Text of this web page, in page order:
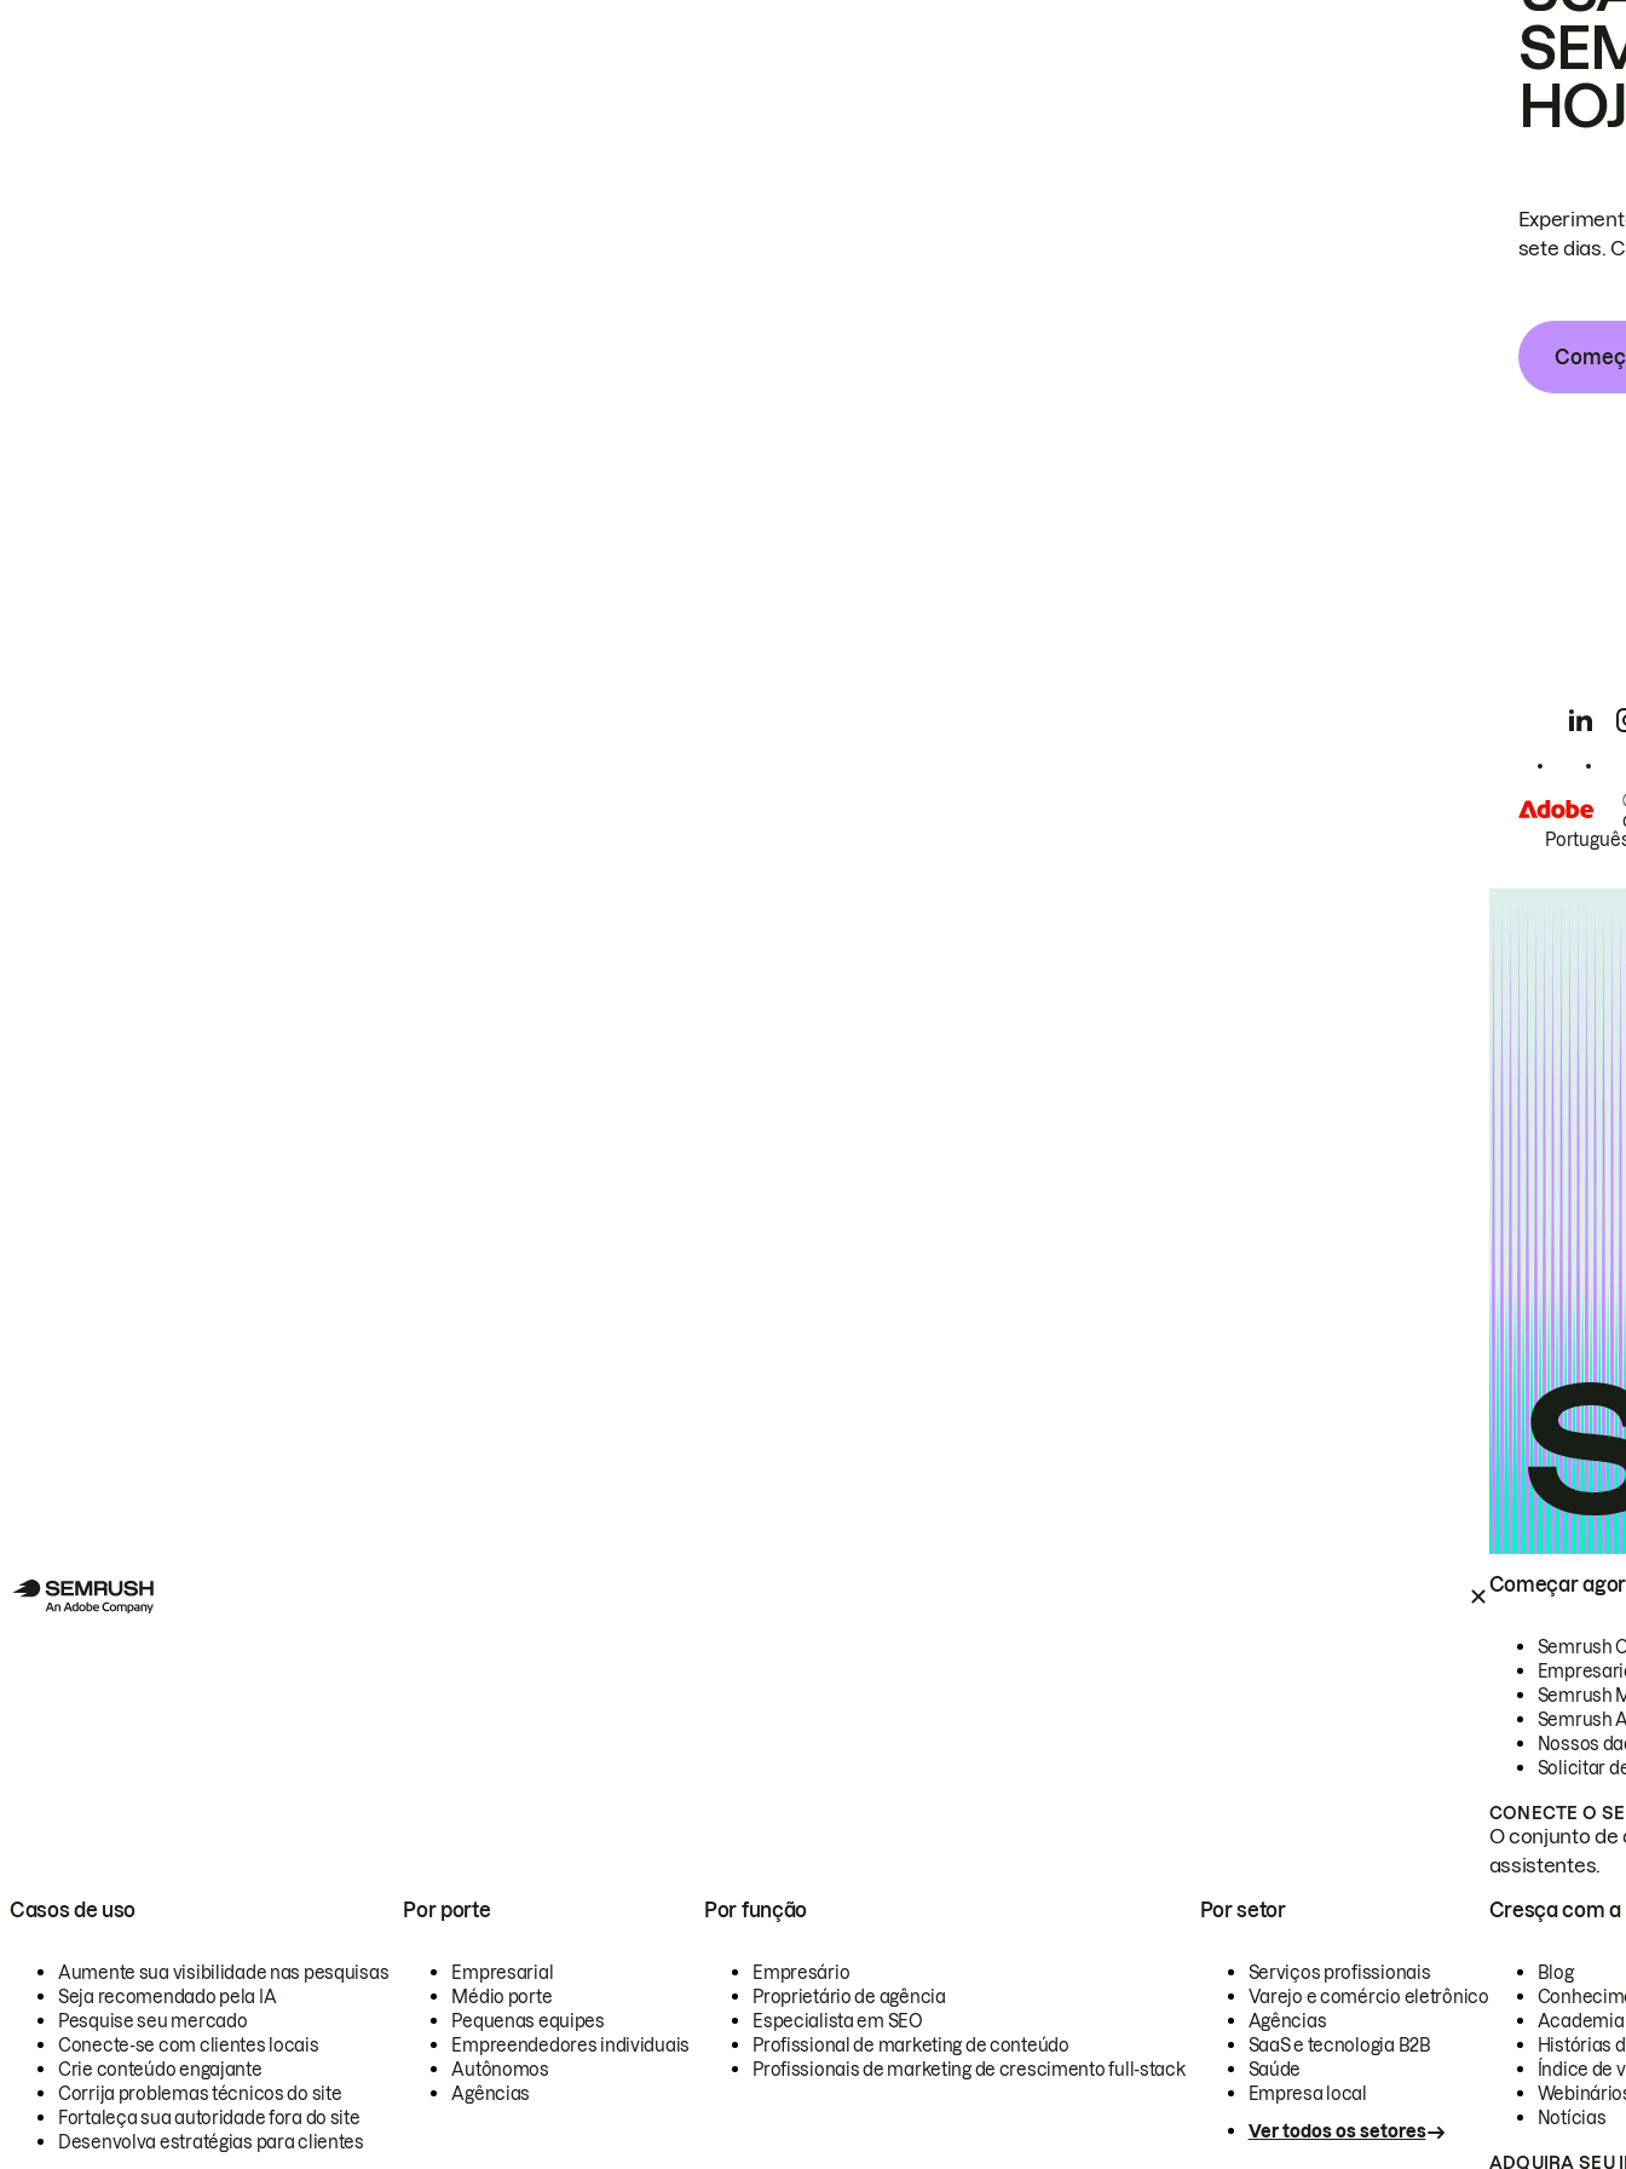
Começar
Semrush
Semrush
Semrush
Nossos
Solicitar
CONECTE O
O conjunto de
assistentes.
Casos de uso
Aumente sua visibilidade nas pesquisas
Seja recomendado pela IA
Pesquise seu mercado
Conecte-se com clientes locais
Crie conteúdo engajante
Corrija problemas técnicos do site
Fortaleça sua autoridade fora do site
Desenvolva estratégias para clientes
Por porte
Empresarial
Médio porte
Pequenas equipes
Empreendedores individuais
Autônomos
Agências
Por função
Empresário
Proprietário de agência
Especialista em SEO
Profissional de marketing de conteúdo
Profissionais de marketing de crescimento full-stack
Por setor
Serviços profissionais
Varejo e comércio eletrônico
Agências
SaaS e tecnologia B2B
Saúde
Empresa local
Ver todos os setores
Cresça com a
Blog
Academia
Histórias
Índice de
Notícias
ADQUIRA SEU
sete dias.